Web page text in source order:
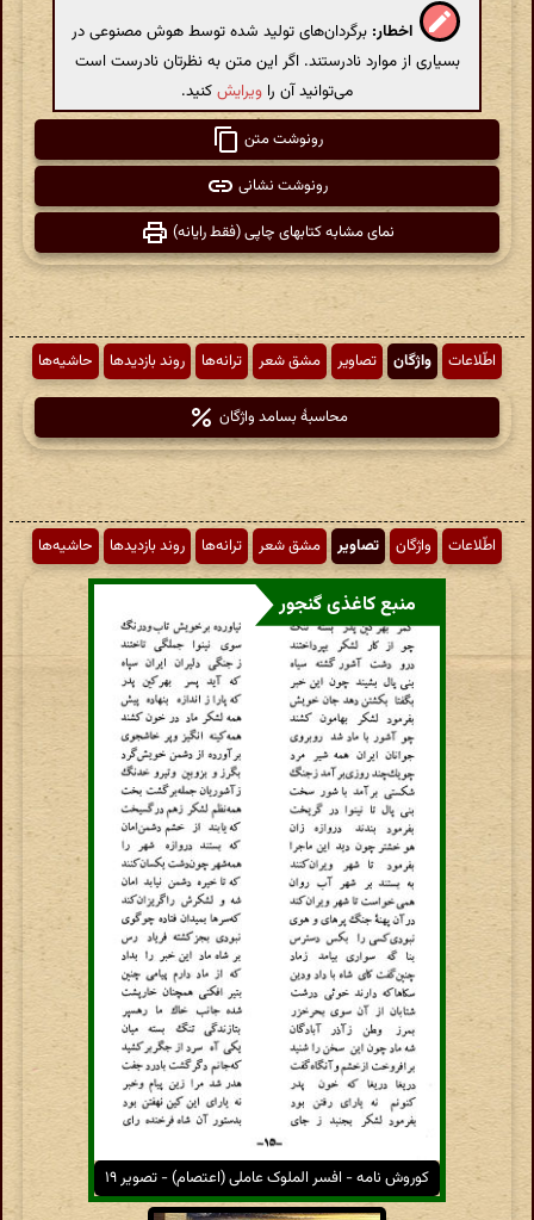
اخطار: برگردان‌های تولید شده توسط هوش مصنوعی در
بسیاری از موارد نادرستند. اگر این متن به نظرتان نادرست است
می‌توانید آن را ویرایشکنید.
رونوشت متن
رونوشت نشانی
نمای مشابه کتابهای چاپی (فقط رایانه)
اطّلاعات واژگان تصاویر مشق شعر ترانه‌ها روند بازدیدها حاشیه‌ها
محاسبهٔ بسامد واژگان
اطّلاعات واژگان تصاویر مشق شعر ترانه‌ها روند بازدیدها حاشیه‌ها
منبع کاغذی گنجور
کوروش نامه - افسر الملوک عاملی (اعتصام) - تصویر ۱۹